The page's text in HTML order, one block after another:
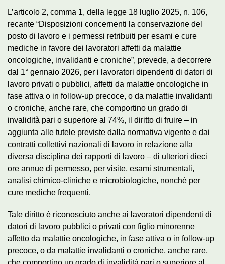
L’articolo 2, comma 1, della legge 18 luglio 2025, n. 106,
recante “Disposizioni concernenti la conservazione del
posto di lavoro e i permessi retribuiti per esami e cure
mediche in favore dei lavoratori affetti da malattie
oncologiche, invalidanti e croniche”, prevede, a decorrere
dal 1° gennaio 2026, per i lavoratori dipendenti di datori di
lavoro privati o pubblici, affetti da malattie oncologiche in
fase attiva o in follow-up precoce, o da malattie invalidanti
o croniche, anche rare, che comportino un grado di
invalidità pari o superiore al 74%, il diritto di fruire – in
aggiunta alle tutele previste dalla normativa vigente e dai
contratti collettivi nazionali di lavoro in relazione alla
diversa disciplina dei rapporti di lavoro – di ulteriori dieci
ore annue di permesso, per visite, esami strumentali,
analisi chimico-cliniche e microbiologiche, nonché per
cure mediche frequenti.
Tale diritto è riconosciuto anche ai lavoratori dipendenti di
datori di lavoro pubblici o privati con figlio minorenne
affetto da malattie oncologiche, in fase attiva o in follow-up
precoce, o da malattie invalidanti o croniche, anche rare,